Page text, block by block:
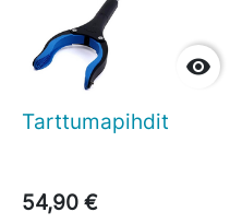

Tarttumapihdit
54,90 €